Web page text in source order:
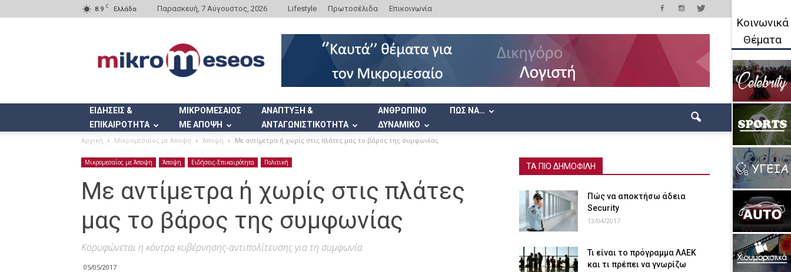
8.9 C Ελλάδα Παρασκευή, 7 Αύγουστος, 2026 Lifestyle Πρωτοσέλιδα Επικοινωνία
ΕΙΔΗΣΕΙΣ &
ΕΠΙΚΑΙΡΟΤΗΤΑ
ΜΙΚΡΟΜΕΣΑΙΟΣ
ΜΕ ΑΠΟΨΗ
ΑΝΑΠΤΥΞΗ &
ΑΝΤΑΓΩΝΙΣΤΙΚΟΤΗΤΑ
ΑΝΘΡΩΠΙΝΟ
ΔΥΝΑΜΙΚΟ
ΠΩΣ ΝΑ…
Αρχική Μικρομεσαίος με Άποψη Άποψη Με αντίμετρα ή χωρίς στις πλάτες μας το βάρος της συμφωνίας
Μικρομεσαίος με Άποψη Άποψη Ειδήσεις-Επικαιρότητα Πολιτική
Με αντίμετρα ή χωρίς στις πλάτες
μας το βάρος της συμφωνίας
Κορυφώνεται η κόντρα κυβέρνησης-αντιπολίτευσης για τη συμφωνία
05/05/2017
ΤΑ ΠΙΟ ΔΗΜΟΦΙΛΗ
Πώς να αποκτήσω άδεια
Security
13/04/2017
Τι είναι το πρόγραμμα ΛΑΕΚ
και τι πρέπει να γνωρίζω
Κοινωνικά
Θέματα